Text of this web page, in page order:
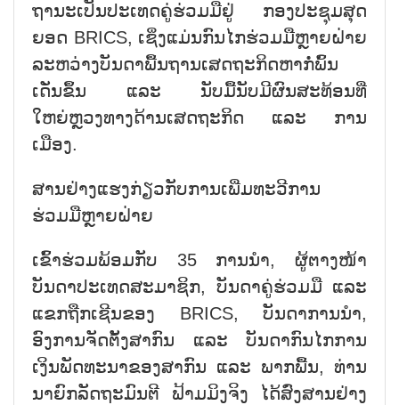
ຖານະເປັນປະເທດຄູ່ຮ່ວມມືຢູ່ ກອງປະຊຸມສຸດ
ຍອດ BRICS, ເຊິ່ງແມ່ນກົນໄກຮ່ວມມືຫຼາຍຝ່າຍ
ລະຫວ່າງບັນດາພື້ນຖານເສດຖະກິດຫາກໍ່ພົ້ນ
ເດັ່ນຂຶ້ນ ແລະ ນັບມື້ນັບມີຜົນສະທ້ອນທີ່
ໃຫຍ່ຫຼວງທາງດ້ານເສດຖະກິດ ແລະ ການ
ເມືອງ.
ສານຢ່າງແຮງກ່ຽວກັບການເພີ່ມທະວີການ
ຮ່ວມມືຫຼາຍຝ່າຍ
ເຂົ້າຮ່ວມພ້ອມກັບ 35 ການນຳ, ຜູ້ຕາງໜ້າ
ບັນດາປະເທດສະມາຊິກ, ບັນດາຄູ່ຮ່ວມມື ແລະ
ແຂກຖືກເຊີນຂອງ BRICS, ບັນດາການນຳ,
ອົງການຈັດຕັ້ງສາກົນ ແລະ ບັນດາກົນໄກການ
ເງິນພັດທະນາຂອງສາກົນ ແລະ ພາກພື້ນ, ທ່ານ
ນາຍົກລັດຖະມົນຕີ ຟ້າມມິງຈິງ ໄດ້ສົ່ງສານຢ່າງ